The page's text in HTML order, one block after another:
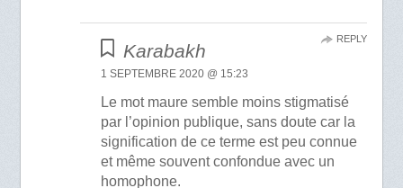
Karabakh
1 SEPTEMBRE 2020 @ 15:23
Le mot maure semble moins stigmatisé
par l’opinion publique, sans doute car la
signification de ce terme est peu connue
et même souvent confondue avec un
homophone.
REPLY